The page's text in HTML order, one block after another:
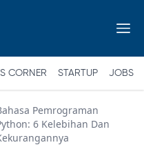
CORNER STARTUP JOBS
Pemrograman
6 Kelebihan Dan